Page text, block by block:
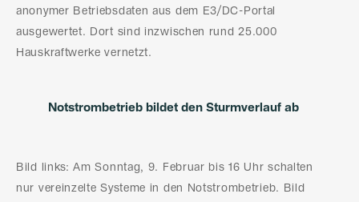
anonymer Betriebsdaten aus dem E3/DC-Portal
ausgewertet. Dort sind inzwischen rund 25.000
Hauskraftwerke vernetzt.
Notstrombetrieb bildet den Sturmverlauf ab
Bild links: Am Sonntag, 9. Februar bis 16 Uhr schalten
nur vereinzelte Systeme in den Notstrombetrieb. Bild